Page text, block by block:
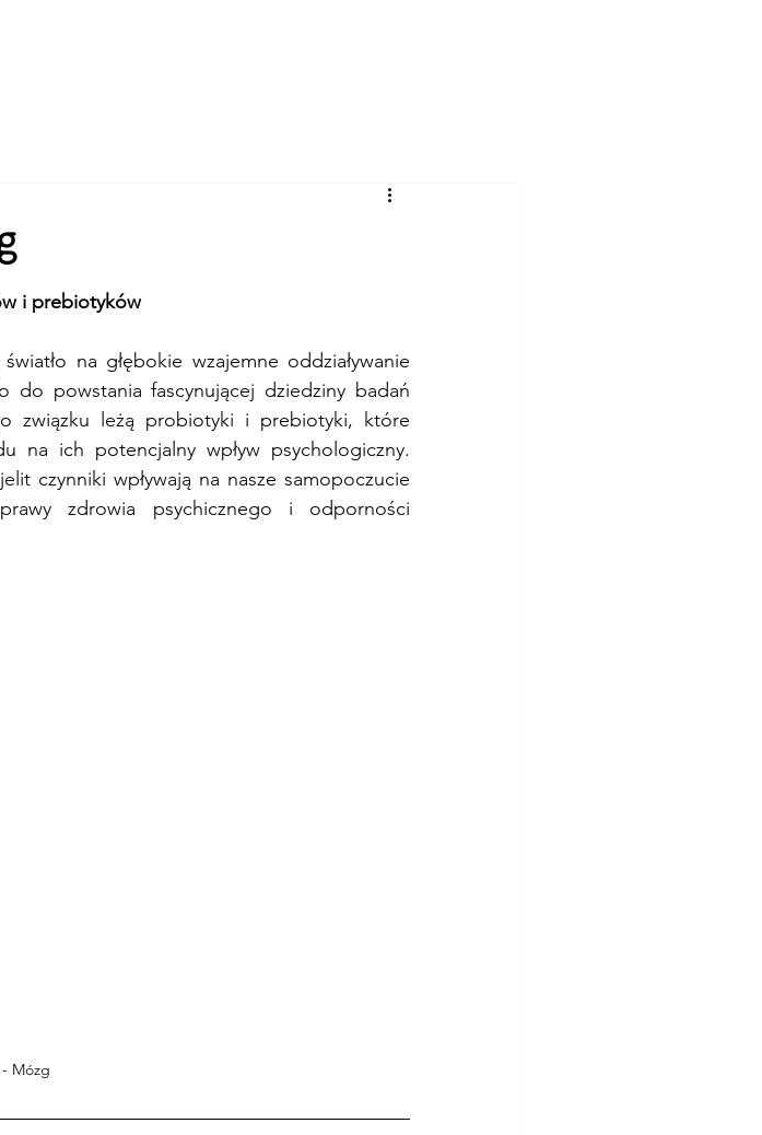
i prebiotyków
na głębokie wzajemne oddziaływanie
do powstania fascynującej dziedziny badań
związku leżą probiotyki i prebiotyki, które
na ich potencjalny wpływ psychologiczny.
czynniki wpływają na nasze samopoczucie
zdrowia psychicznego i odporności
Mózg